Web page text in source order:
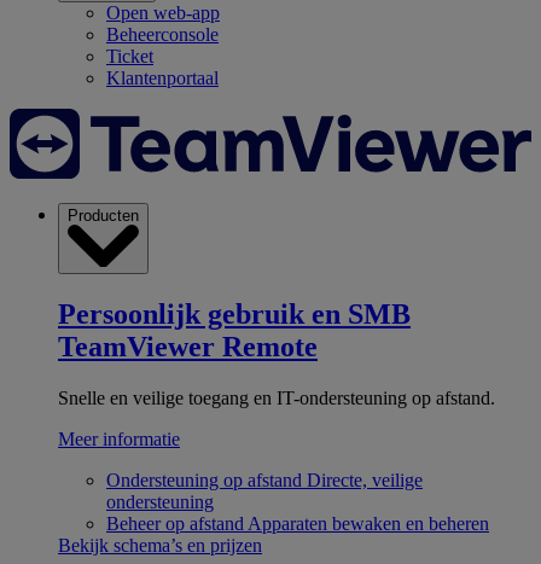
Open web-app
Beheerconsole
Ticket
Klantenportaal
Producten
Persoonlijk gebruik en SMB
TeamViewer Remote
Snelle en veilige toegang en IT-ondersteuning op afstand.
Meer informatie
Ondersteuning op afstand Directe, veilige
ondersteuning
Beheer op afstand Apparaten bewaken en beheren
Bekijk schema’s en prijzen